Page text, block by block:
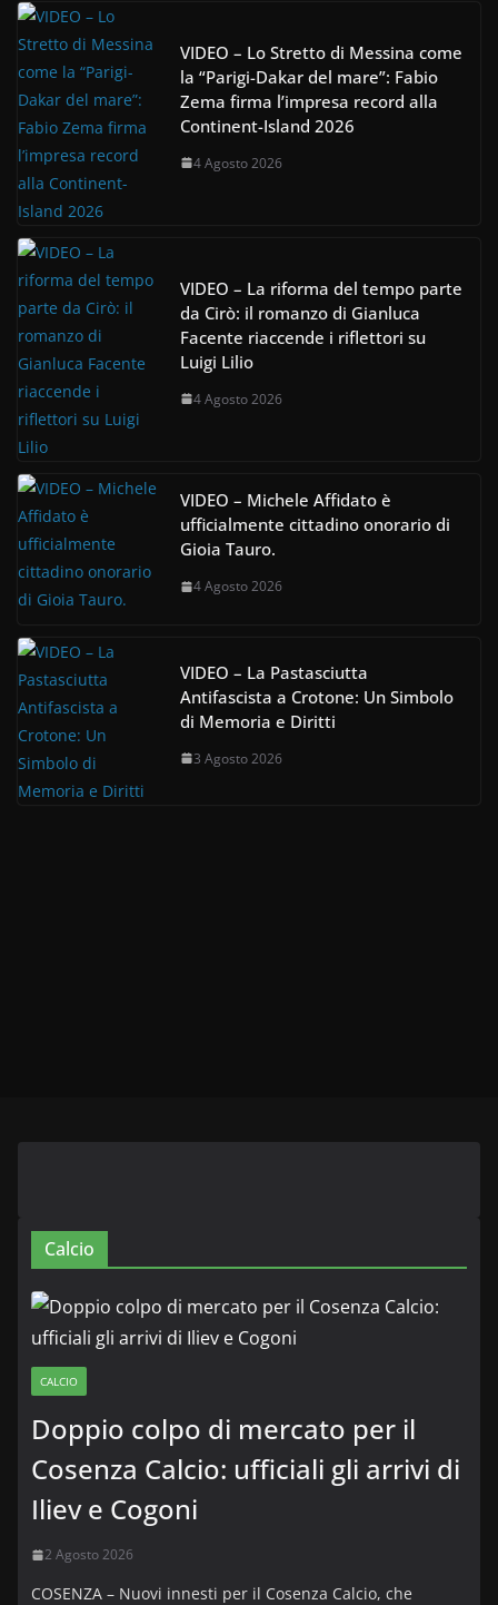
VIDEO – Lo Stretto di Messina come
la “Parigi-Dakar del mare”: Fabio
Zema firma l’impresa record alla
Continent-Island 2026
4 Agosto 2026
VIDEO – La riforma del tempo parte
da Cirò: il romanzo di Gianluca
Facente riaccende i riflettori su
Luigi Lilio
4 Agosto 2026
VIDEO – Michele Affidato è
ufficialmente cittadino onorario di
Gioia Tauro.
4 Agosto 2026
VIDEO – La Pastasciutta
Antifascista a Crotone: Un Simbolo
di Memoria e Diritti
3 Agosto 2026
Calcio
CALCIO
Doppio colpo di mercato per il
Cosenza Calcio: ufficiali gli arrivi di
Iliev e Cogoni
2 Agosto 2026
COSENZA – Nuovi innesti per il Cosenza Calcio, che